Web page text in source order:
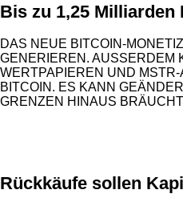
Bis zu 1,25
DAS NEUE BITCOIN-
GENERIEREN. AUSSERDEM
ERTPAPIEREN UND MSTR-
ITCOIN. ES KANN
ENZEN HINAUS
Rückkäufe sollen